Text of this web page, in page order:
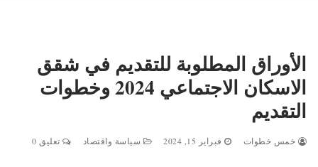
الأوراق المطلوبة للتقديم في شقق
الاسكان الاجتماعي 2024 وخطوات
التقديم
خمس خطوات فبراير 15, 2024 سياسة واقتصاد تعليق 0